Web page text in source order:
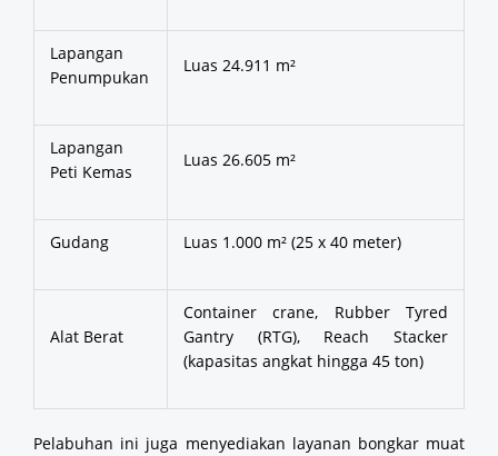
Lapangan
Penumpukan
Luas 24.911 m²
Lapangan
Peti Kemas
Luas 26.605 m²
Gudang Luas 1.000 m² (25 x 40 meter)
Alat Berat
Container crane, Rubber Tyred
Gantry (RTG), Reach Stacker
(kapasitas angkat hingga 45 ton)
Pelabuhan ini juga menyediakan layanan bongkar muat